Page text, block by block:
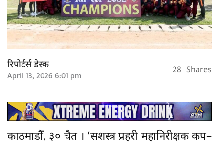
रिपोर्टर्स डेस्क
April 13, 2026 6:01 pm 28 Shares
काठमाडौँ, ३० चैत । ‘सशस्त्र प्रहरी महानिरीक्षक कप–